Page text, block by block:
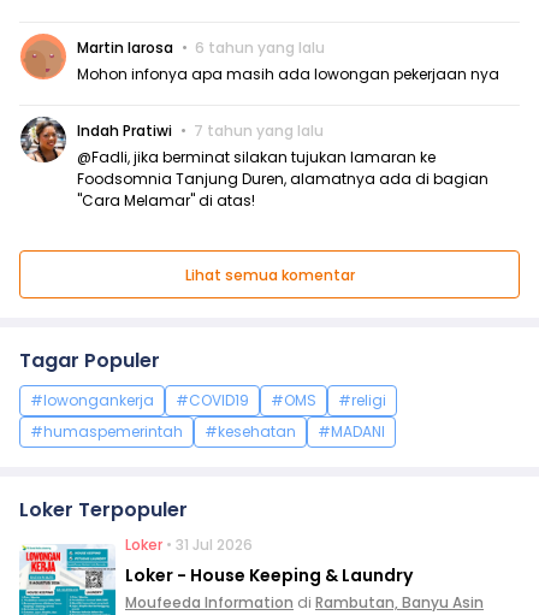
Martin larosa
6 tahun yang lalu
Mohon infonya apa masih ada lowongan pekerjaan nya
Indah Pratiwi
7 tahun yang lalu
@Fadli, jika berminat silakan tujukan lamaran ke
Foodsomnia Tanjung Duren, alamatnya ada di bagian
"Cara Melamar" di atas!
Lihat semua komentar
Tagar Populer
#lowongankerja #COVID19 #OMS
#religi
#humaspemerintah
#kesehatan #MADANI
Loker Terpopuler
Loker • 31 Jul 2026
Loker - House Keeping & Laundry
Moufeeda Information di Rambutan, Banyu Asin